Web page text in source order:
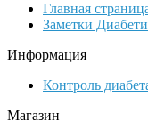
Главная
Заметки
Информация
Контроль
Магазин